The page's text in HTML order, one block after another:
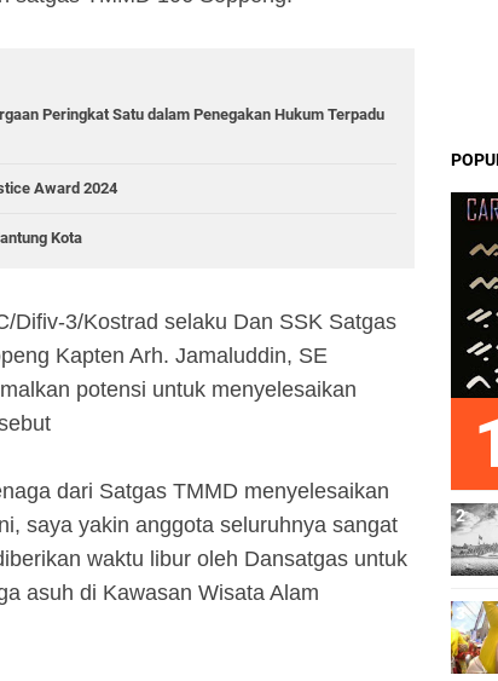
Peringkat Satu dalam Penegakan Hukum Terpadu
Award 2024
Kota
Difiv-3/Kostrad selaku Dan SSK Satgas
Kapten Arh. Jamaluddin, SE
potensi untuk menyelesaikan
dari Satgas TMMD menyelesaikan
saya yakin anggota seluruhnya sangat
waktu libur oleh Dansatgas untuk
asuh di Kawasan Wisata Alam